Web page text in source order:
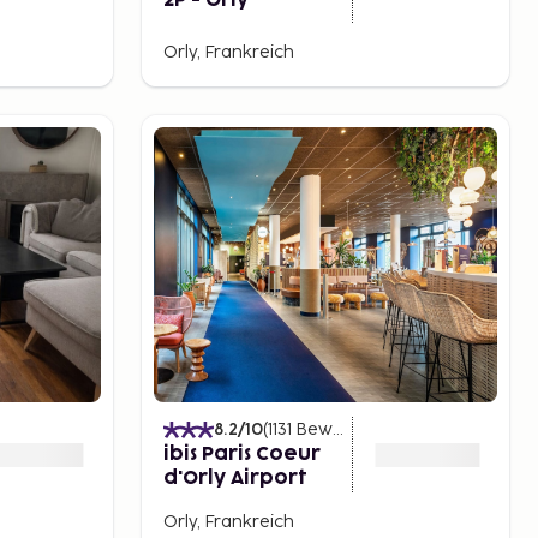
Orly, Frankreich
8.2/10(1131 Bewertungen
ibis Paris Coeur
d'Orly Airport
Orly, Frankreich